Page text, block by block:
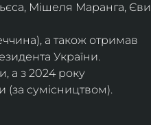
Мішеля Маранга, Єви
а також отримав
України.
а з 2024 року
(за сумісництвом).